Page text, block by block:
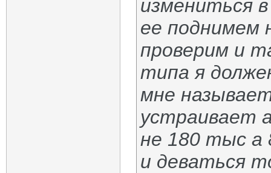
измениться
ее поднимем
проверим и
типа я
мне
устраивает
не 180 тыс а
и деваться